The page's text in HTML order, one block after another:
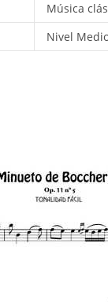
Música
Nivel